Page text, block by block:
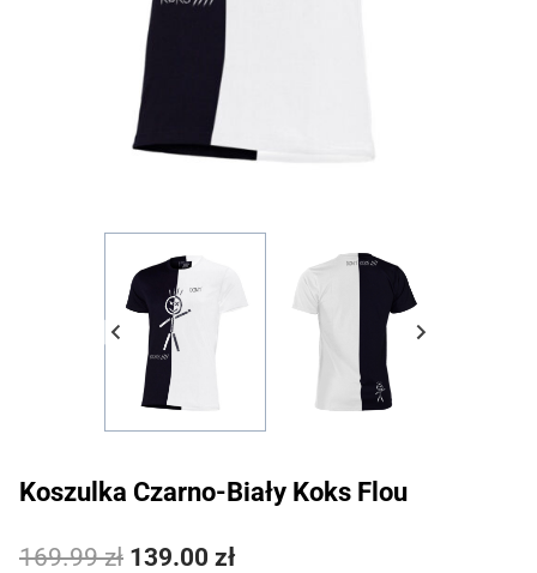
Koszulka Czarno-Biały Koks Flou
169.99zł Pierwotna
139.00 złAktualna